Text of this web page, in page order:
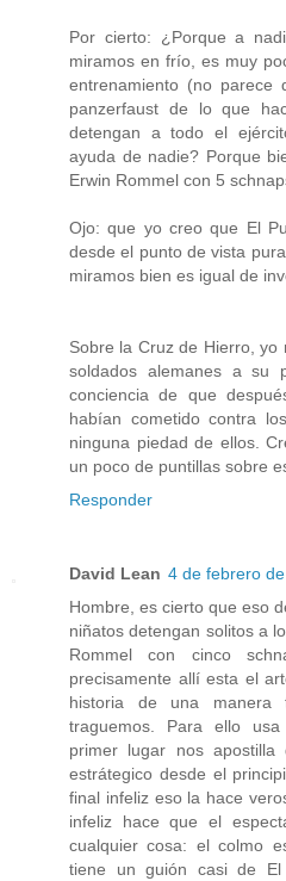
Por cierto: ¿Porque a
miramos en frío, es muy
entrenamiento (no parece
panzerfaust de lo que
detengan a todo el
ayuda de nadie? Porque
Erwin Rommel con 5
Ojo: que yo creo que El
desde el punto de vista
miramos bien es igual de
Sobre la Cruz de Hierro,
soldados alemanes a su
conciencia de que
habían cometido contra
ninguna piedad de ellos.
un poco de puntillas sobre
Responder
David Lean 4 de febrero
Hombre, es cierto que eso
niñatos detengan solitos a
Rommel con cinco
precisamente allí esta el
historia de una
traguemos. Para ello
primer lugar nos
estrátegico desde el
final infeliz eso la hace
infeliz hace que el
cualquier cosa: el colmo
tiene un guión casi de